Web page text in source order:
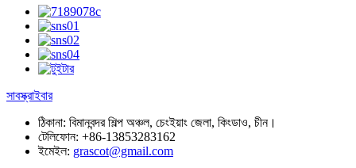
সাবস্ক্রাইবার
ঠিকানা: বিমানবন্দর শিল্প অঞ্চল, চেংইয়াং জেলা, কিংডাও, চীন।
টেলিফোন: +86-13853283162
ইমেইল: grascot@gmail.com